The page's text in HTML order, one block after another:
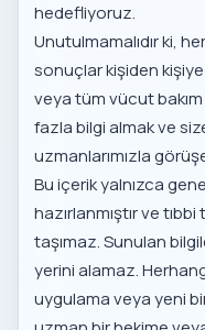
hedefliyoruz.
Unutulmamalıdır ki,
sonuçlar kişiden
veyatüm vücut
fazla bilgi almak ve
uzmanlarımızla
Bu içerik yalnızca
hazırlanmıştır ve
taşımaz. Sunulan
yerini alamaz.
uygulama veya yeni